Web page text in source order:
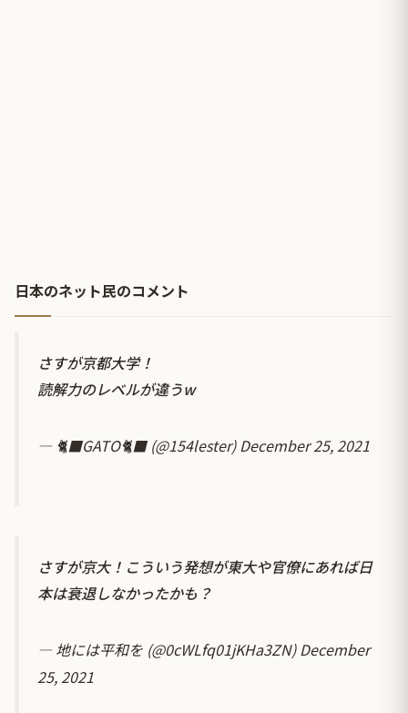
日本のネット民のコメント
さすが京都大学！
読解力のレベルが違うw
— 🐈‍⬛GATO🐈‍⬛ (@154lester)December 25, 2021
さすが京大！こういう発想が東大や官僚にあれば日
本は衰退しなかったかも？
— 地には平和を (@0cWLfq01jKHa3ZN)December
25, 2021